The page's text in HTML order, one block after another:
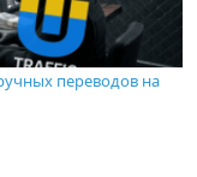
переводов на